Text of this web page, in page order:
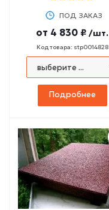
ПОД ЗАКАЗ
от 4 830 ₽ /шт.
Код товара: stp0014828
Подробнее